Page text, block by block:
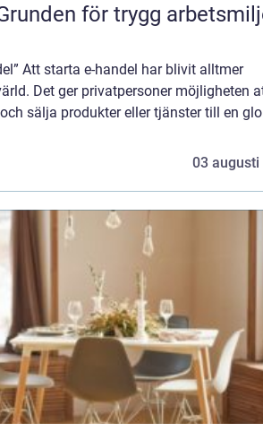
för trygg
Att starta e-handel har blivit alltmer
Det ger privatpersoner möjligheten
sälja produkter eller tjänster till en
03 augusti